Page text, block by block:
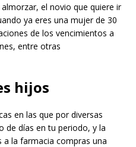
el novio que quiere ir
ya eres una mujer de 30
de los vencimientos a
entre otras
hijos
en las que por diversas
de días en tu periodo, y la
a la farmacia compras una